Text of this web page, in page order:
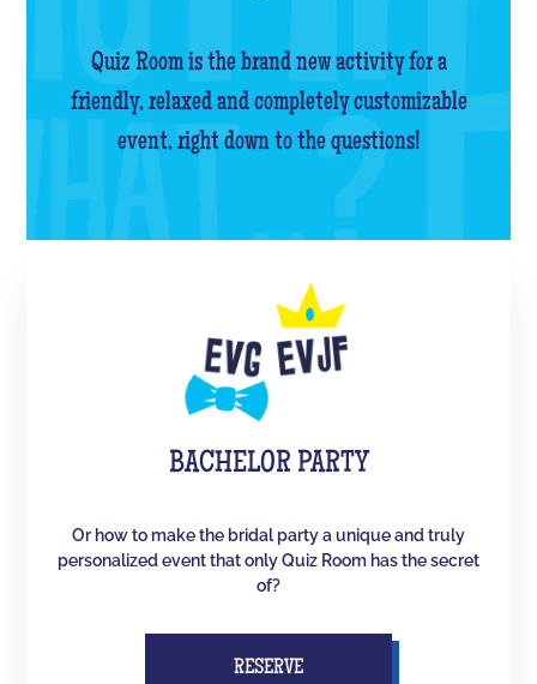
Quiz Room is the brand new activity for a
friendly, relaxed and completely customizable
event, right down to the questions!
BACHELOR PARTY
Or how to make the bridal party a unique and truly
personalized event that only Quiz Room has the secret
of?
RESERVE